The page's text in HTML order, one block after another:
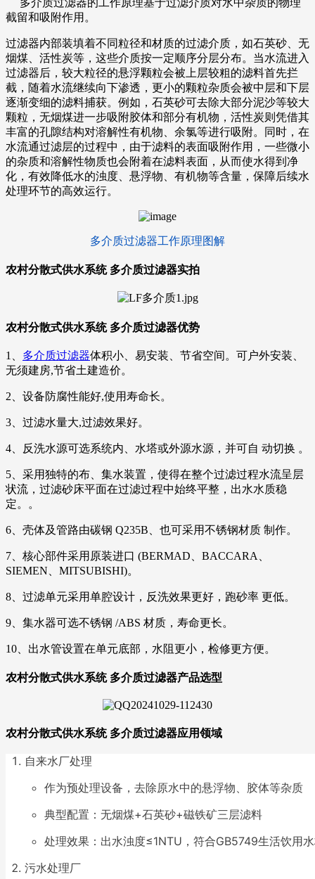
截留和吸附作用。
过滤器内部装填着不同粒径和材质的过滤介质，如石英砂、无
烟煤、活性炭等，这些介质按一定顺序分层分布。当水流进入
过滤器后，较大粒径的悬浮颗粒会被上层较粗的滤料首先拦
截，随着水流继续向下渗透，更小的颗粒杂质会被中层和下层
逐渐变细的滤料捕获。例如，石英砂可去除大部分泥沙等较大
颗粒，无烟煤进一步吸附胶体和部分有机物，活性炭则凭借其
丰富的孔隙结构对溶解性有机物、余氯等进行吸附。
同时，在
水流通过滤层的过程中，由于滤料的表面吸附作用，一些微小
的杂质和溶解性物质也会附着在滤料表面，从而使水得到净
化，有效降低水的浊度、悬浮物、有机物等含量，保障后续水
处理环节的高效运行。
多介质过滤器工作原理图解
农村分散式供水系统 多介质过滤器实拍
农村分散式供水系统 多介质过滤器优势
1、 多介质过滤器体积小、易安装、节省空间。可户外安装、
无须建房,节省土建造价。
2、设备防腐性能好,使用寿命长。
3、过滤水量大,过滤效果好。
4、反洗水源可选系统内、水塔或外源水源，并可自 动切换 。
5、采用独特的布、集水装置，使得在整个过滤过程水流呈层
状流，过滤砂床平面在过滤过程中始终平整，出水水质稳
定。。
6、壳体及管路由碳钢 Q235B、也可采用不锈钢材质 制作。
7、核心部件采用原装进口 (BERMAD、BACCARA、
SIEMEN、MITSUBISHI)。
8、过滤单元采用单腔设计，反洗效果更好，跑砂率 更低。
9、集水器可选不锈钢 /ABS 材质，寿命更长。
10、出水管设置在单元底部，水阻更小，检修更方便。
农村分散式供水系统 多介质过滤器产品选型
农村分散式供水系统 多介质过滤器应用领域
自来水厂处理
作为预处理设备，去除原水中的悬浮物、胶体等杂质
典型配置：无烟煤+石英砂+磁铁矿三层滤料
处理效果：出水浊度≤1NTU，符合GB5749生活饮用
污水处理厂